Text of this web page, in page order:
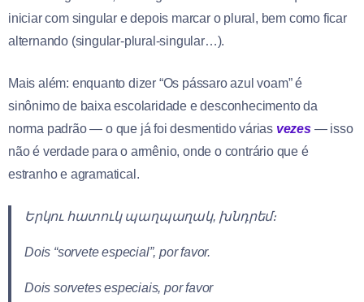
iniciar com singular e depois marcar o plural, bem como ficar
alternando (singular-plural-singular…).
Mais além: enquanto dizer “Os pássaro azul voam” é
sinônimo de baixa escolaridade e desconhecimento da
norma padrão — o que já foi desmentido várias vezes— isso
não é verdade para o armênio, onde o contrário que é
estranho e agramatical.
Երկու հատուկ պաղպաղակ, խնդրեմ։
Dois “sorvete especial”, por favor.
Dois sorvetes especiais, por favor